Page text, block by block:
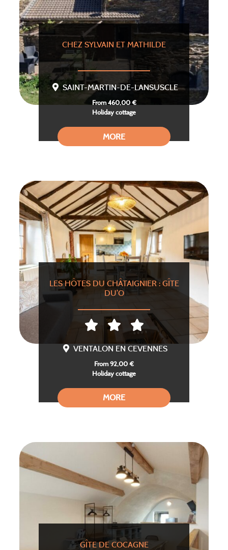
CHEZ SYLVAIN ET MATHILDE
SAINT-MARTIN-DE-LANSUSCLE
From 460,00 €
Holiday cottage
MORE
LES HÔTES DU CHÂTAIGNIER : GÎTE
DU’O
VENTALON EN CEVENNES
From 92,00 €
Holiday cottage
MORE
GÎTE DE COCAGNE